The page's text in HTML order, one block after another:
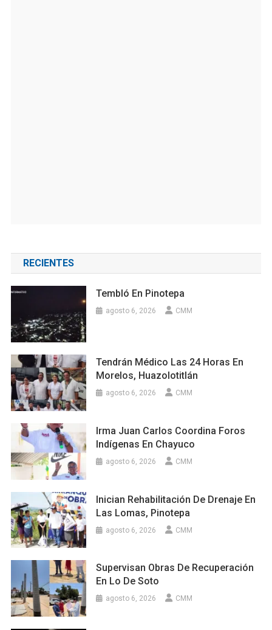
RECIENTES
Tembló En Pinotepa
agosto 6, 2026 CMM
Tendrán Médico Las 24 Horas En
Morelos, Huazolotitlán
agosto 6, 2026 CMM
Irma Juan Carlos Coordina Foros
Indígenas En Chayuco
agosto 6, 2026 CMM
Inician Rehabilitación De Drenaje En
Las Lomas, Pinotepa
agosto 6, 2026 CMM
Supervisan Obras De Recuperación
En Lo De Soto
agosto 6, 2026 CMM